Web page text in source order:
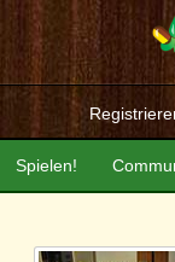
Spielen!